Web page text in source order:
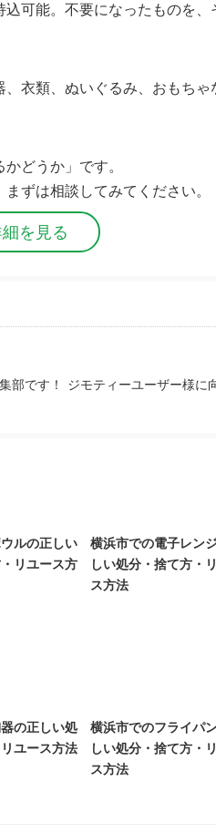
可能。不要になったものを、
衣類、ぬいぐるみ、おもち
どうか」です。
ずは相談してみてください。
を見る
部です！ ジモティーユーザー様に
ルの正しい
リユース方
横浜市での電子レン
しい処分・捨て方・
ス方法
の正しい処
ユース方法
横浜市でのフライパ
しい処分・捨て方・
ス方法